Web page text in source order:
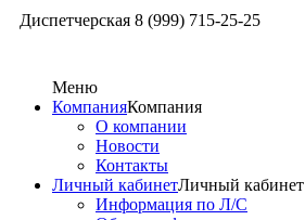
Диспетчерская 8 (999) 715-25-25
Меню
КомпанияКомпания
О компании
Новости
Контакты
Личный кабинетЛичный кабинет
Информация по Л/С